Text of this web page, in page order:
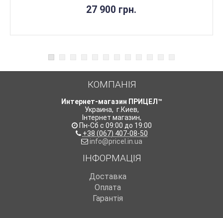
27 900 грн.
КОМПАНІЯ
Интернет-магазин ПРИЦЕЛ™
Украина, г.Киев,
Інтернет магазин,
Пн-Сб с 09:00 до 19:00
+38 (067) 407-08-50
info@pricel.in.ua
ІНФОРМАЦІЯ
Доставка
Оплата
Гарантія